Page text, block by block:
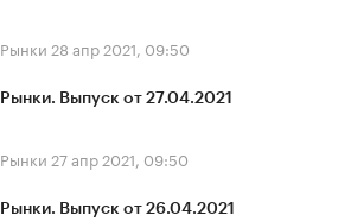
Рынки 28 апр 2021, 09:50
Рынки. Выпуск от 27.04.2021
Рынки 27 апр 2021, 09:50
Рынки. Выпуск от 26.04.2021